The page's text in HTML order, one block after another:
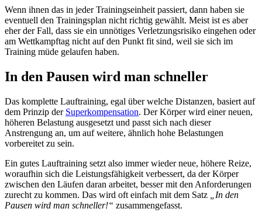
Wenn ihnen das in jeder Trainingseinheit passiert, dann haben sie
eventuell den Trainingsplan nicht richtig gewählt. Meist ist es aber
eher der Fall, dass sie ein unnötiges Verletzungsrisiko eingehen oder
am Wettkampftag nicht auf den Punkt fit sind, weil sie sich im
Training müde gelaufen haben.
In den Pausen wird man schneller
Das komplette Lauftraining, egal über welche Distanzen, basiert auf
dem Prinzip der Superkompensation. Der Körper wird einer neuen,
höheren Belastung ausgesetzt und passt sich nach dieser
Anstrengung an, um auf weitere, ähnlich hohe Belastungen
vorbereitet zu sein.
Ein gutes Lauftraining setzt also immer wieder neue, höhere Reize,
woraufhin sich die Leistungsfähigkeit verbessert, da der Körper
zwischen den Läufen daran arbeitet, besser mit den Anforderungen
zurecht zu kommen. Das wird oft einfach mit dem Satz
„In den
Pausen wird man schneller!“ zusammengefasst.